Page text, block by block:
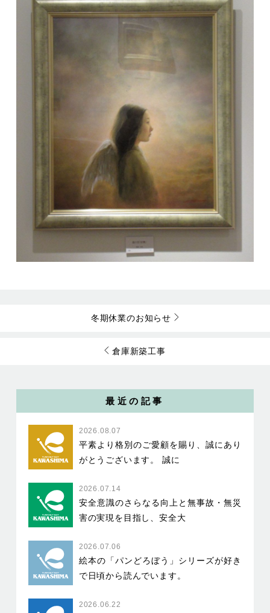
冬期休業のお知らせ
倉庫新築工事
最近の記事
2026.08.07
平素より格別のご愛顧を賜り、誠にあり
がとうございます。 誠に
2026.07.14
安全意識のさらなる向上と無事故・無災
害の実現を目指し、安全大
2026.07.06
絵本の「パンどろぼう」シリーズが好き
で日頃から読んでいます。
2026.06.22